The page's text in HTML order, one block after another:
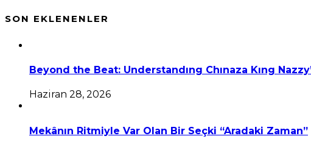
SON EKLENENLER
Beyond the Beat: Understandıng Chınaza Kıng
Haziran 28, 2026
Mekânın Ritmiyle Var Olan Bir Seçki “Aradaki Zaman”